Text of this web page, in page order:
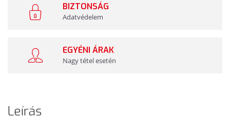
BIZTONSÁG
Adatvédelem
EGYÉNI ÁRAK
Nagy tétel esetén
Leírás